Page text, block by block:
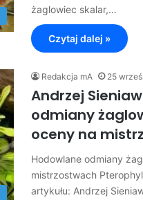
żaglowiec skalar,…
Czytaj dalej »
Redakcja mA 25
Andrzej
odmiany
oceny na
Hodowlane odmiany
mistrzostwach
artykułu: Andrzej